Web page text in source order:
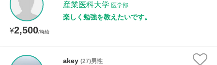
¥2,500/時給
産業医科大学 医学部
楽しく勉強を教えたいです。
akey (27)男性